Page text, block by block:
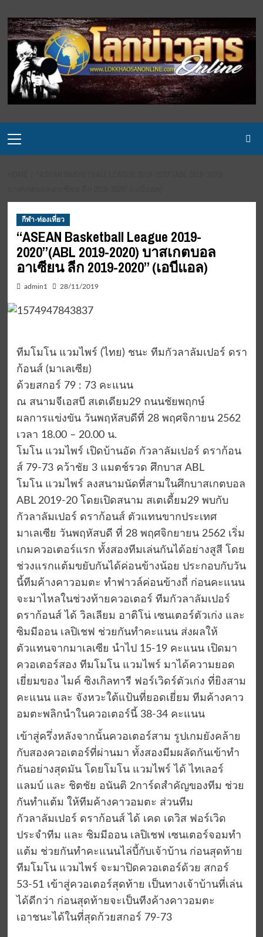
to
content
Menu
กีฬา-ท่องเที่ยว
“ASEAN Basketball League 2019-
2020”(ABL 2019-2020) บาสเกตบอล
อาเซียน ลีก 2019-2020” (เอบีแอล)
admin1 28/11/2019
ทีมโมโน แวมไพร์ (ไทย) ชนะ ทีมกัวลาลัมเปอร์ ดรา
ก้อนส์ (มาเลเซีย)
ด้วยสกอร์ 79 : 73 คะแนน
ณ สนามจีเอสบี สเตเดียม29 ถนนชัยพฤกษ์
ผลการแข่งขัน วันพฤหัสบดีที่ 28 พฤศจิกายน 2562
เวลา 18.00 – 20.00 น.
โมโน แวมไพร์ เปิดบ้านอัด กัวลาลัมเปอร์ ดราก้อน
ส์ 79-73 คว้าชัย 3 แมตช์รวด ศึกบาส ABL
โมโน แวมไพร์ ลงสนามนัดที่สามในศึกบาสเกตบอล
ABL 2019-20 โดยเปิดสนาม สเตเดี้ยม29 พบกับ
กัวลาลัมเปอร์ ดราก้อนส์ ตัวแทนขากประเทศ
มาเลเซีย วันพฤหัสบดี ที่ 28 พฤศจิกยายน 2562 เริ่ม
เกมควอเตอร์แรก ทั้งสองทีมเล่นกันได้อย่างสูสี โดย
ช่วงแรกแต้มขยับกันได้ค่อนข้างน้อย ประกอบกับวัน
นี้ทีมค้างคาวอมตะ ทำฟาวล์ค่อนข้างถี่ ก่อนคะแนน
จะมาไหลในช่วงท้ายควอเตอร์ ทีมกัวลาลัมเปอร์
ดราก้อนส์ ได้ วิลเลียม อาติโน่ เซนเตอร์ตัวเก่ง และ
ซิมมีออน เลปิเชฟ ช่วยกันทำคะแนน ส่งผลให้
ตัวแทนจากมาเลเซีย นำไป 15-19 คะแนน เปิดมา
ควอเตอร์สอง ทีมโมโน แวมไพร์ มาได้ความยอด
เยี่ยมของ ไมค์ ซิงเกิลทารี ฟอร์เวิดร์ตัวเก่ง ที่ยิงสาม
คะแนน และ จังหวะใต้แป้นที่ยอดเยี่ยม ทีมค้างคาว
อมตะพลิกนำในควอเตอร์นี้ 38-34 คะแนน
เข้าสู่ครึ่งหลังจากนั้นควอเตอร์สาม รูปเกมยังคล้าย
กับสองควอเตอร์ที่ผ่านมา ทั้งสองมีมผลัดกันเข้าทำ
กันอย่างสุดมัน โดยโมโน แวมไพร์ ได้ ไทเลอร์
แลมบ์ และ ชิตชัย อนันติ 2การ์ดสำคัญของทีม ช่วย
กันทำแต้ม ให้ทีมค้างคาวอมตะ ส่วนทีม
กัวลาลัมเปอร์ ดราก้อนส์ ได้ เคด เดวิส ฟอร์เวิด
ประจำทีม และ ซิมมีออน เลปิเชฟ เซนเตอร์จอมทำ
แต้ม ช่วยกันทำคะแนนไล่บี้กับเจ้าบ้าน ก่อนสุดท้าย
ทีมโมโน แวมไพร์ จะมาปิดควอเตอร์ด้วย สกอร์
53-51 เข้าสู่ควอเตอร์สุดท้าย เป็นทางเจ้าบ้านที่เล่น
ได้ดีกว่า ก่อนสุดท้ายจะเป็นทีงค้างคาวอมตะ
เอาชนะได้ในที่สุดก้วยสกอร์ 79-73